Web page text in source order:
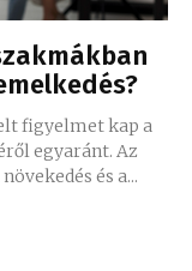
figyelmet kap a
egyaránt. Az
és a...